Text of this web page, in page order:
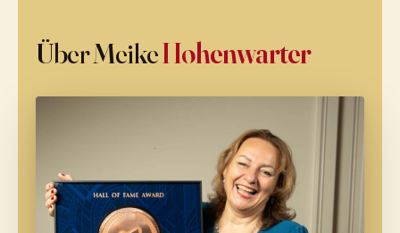
Über MeikeHohenwarter